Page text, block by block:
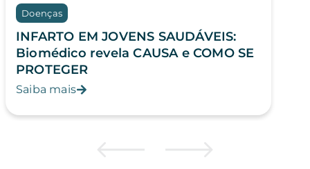
Doenças
INFARTO EM JOVENS SAUDÁVEIS:
Biomédico revela CAUSA e COMO SE
PROTEGER
Saiba mais